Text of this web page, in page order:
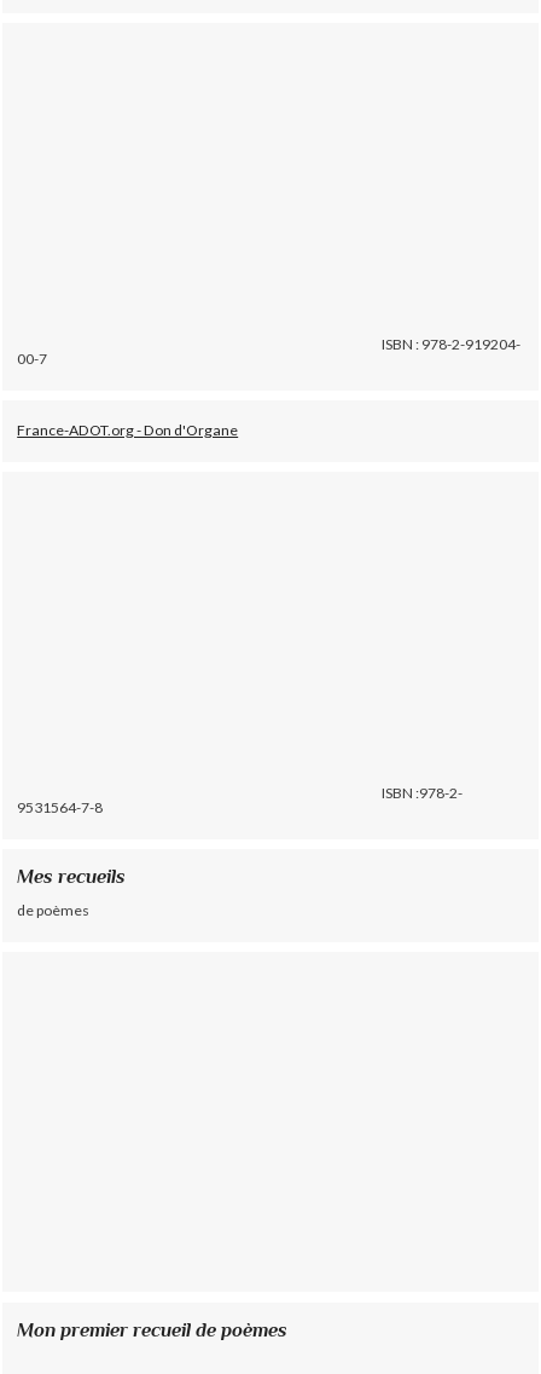
ISBN : 978-2-919204-
00-7
France-ADOT.org - Don d'Organe
ISBN :978-2-
9531564-7-8
Mes recueils
de poèmes
Mon premier recueil de poèmes